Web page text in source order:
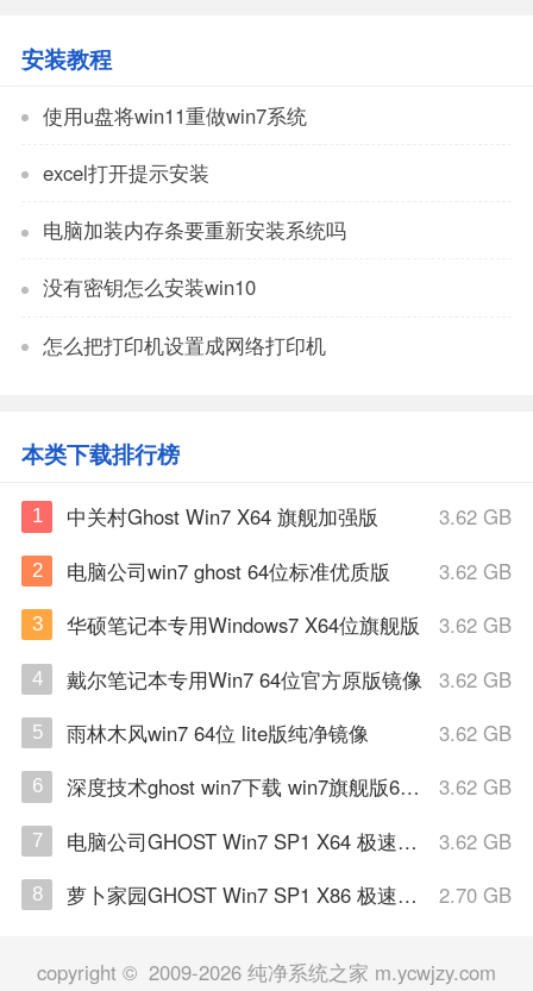
安装教程
使用u盘将win11重做win7系统
excel打开提示安装
电脑加装内存条要重新安装系统吗
没有密钥怎么安装win10
怎么把打印机设置成网络打印机
本类下载排行榜
1 中关村Ghost Win7 X64 旗舰加强版 3.62 GB
2 电脑公司win7 ghost 64位标准优质版 3.62 GB
3 华硕笔记本专用Windows7 X64位旗舰版 3.62 GB
4 戴尔笔记本专用Win7 64位官方原版镜像 3.62 GB
5 雨林木风win7 64位 lite版纯净镜像 3.62 GB
6 深度技术ghost win7下载 win7旗舰版64位下载06 3.62 GB
7 电脑公司GHOST Win7 SP1 X64 极速纯净版 3.62 GB
8 萝卜家园GHOST Win7 SP1 X86 极速纯净版 2.70 GB
copyright © 2009-2026 纯净系统之家 m.ycwjzy.com